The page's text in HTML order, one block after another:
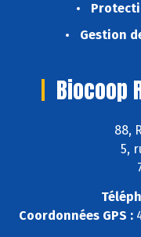
Gestion
Biocoop
88,
5,
Coordonnées GPS :